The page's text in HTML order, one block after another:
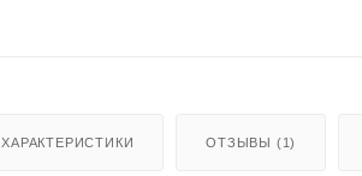
ХАРАКТЕРИСТИКИ ОТЗЫВЫ (1)